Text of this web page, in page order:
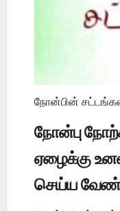
நோன்பின்
நோன்பு
ஏழைக்கு
செய்ய